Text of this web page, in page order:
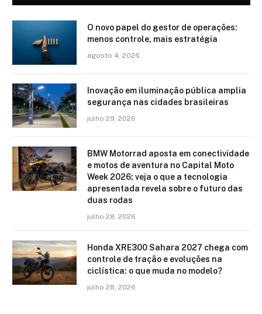
O novo papel do gestor de operações:
menos controle, mais estratégia
agosto 4, 2026
Inovação em iluminação pública amplia
segurança nas cidades brasileiras
julho 29, 2026
BMW Motorrad aposta em conectividade
e motos de aventura no Capital Moto
Week 2026; veja o que a tecnologia
apresentada revela sobre o futuro das
duas rodas
julho 28, 2026
Honda XRE300 Sahara 2027 chega com
controle de tração e evoluções na
ciclística: o que muda no modelo?
julho 28, 2026